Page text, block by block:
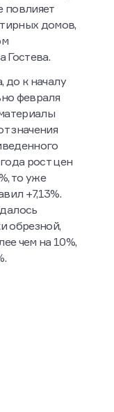
повлияет
домов,
Гостева.
до к началу
февраля
значения
рост цен
то уже
+7,13%.
обрезной,
чем на 10%,